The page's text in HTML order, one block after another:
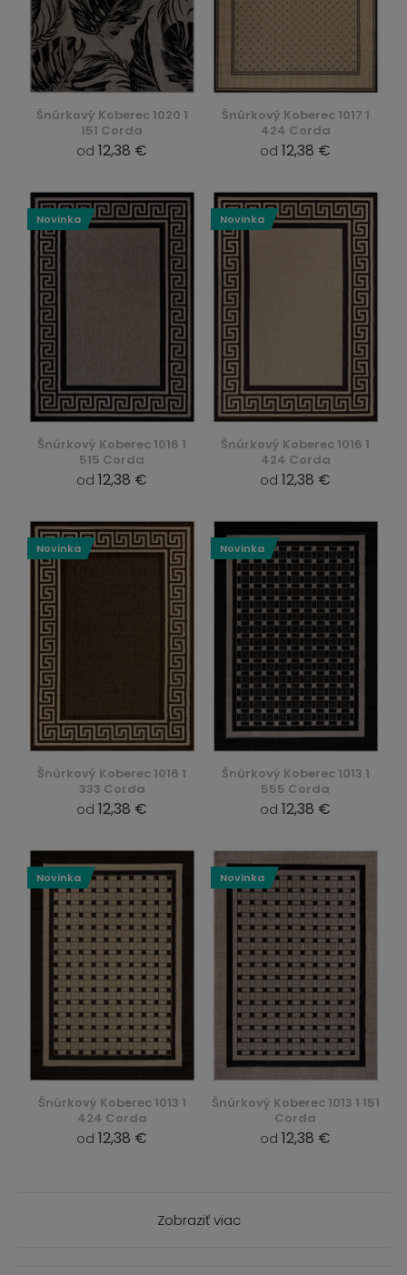
Šnúrkový Koberec 1020 1
151 Corda
od 12,38 €
Šnúrkový Koberec 1017 1
424 Corda
od 12,38 €
Šnúrkový Koberec 1016 1
515 Corda
od 12,38 €
Novinka
Šnúrkový Koberec 1016 1
424 Corda
od 12,38 €
Novinka
Šnúrkový Koberec 1016 1
333 Corda
od 12,38 €
Novinka
Šnúrkový Koberec 1013 1
555 Corda
od 12,38 €
Novinka
Šnúrkový Koberec 1013 1
424 Corda
od 12,38 €
Novinka
Šnúrkový Koberec 1013 1 151
Corda
od 12,38 €
Novinka
Zobraziť viac